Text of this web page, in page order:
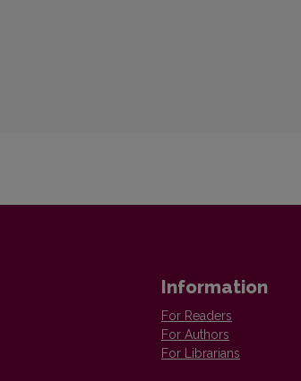
Information
For Readers
For Authors
For Librarians